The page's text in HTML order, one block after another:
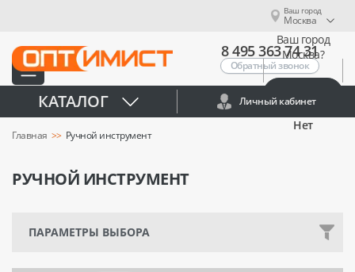
Ваш город
Москва
Ваш город
Москва?
Нет
8 495 363 74 31
Обратный звонок
КАТАЛОГ Личный кабинет
Главная Ручной инструмент
РУЧНОЙ ИНСТРУМЕНТ
ПАРАМЕТРЫ ВЫБОРА